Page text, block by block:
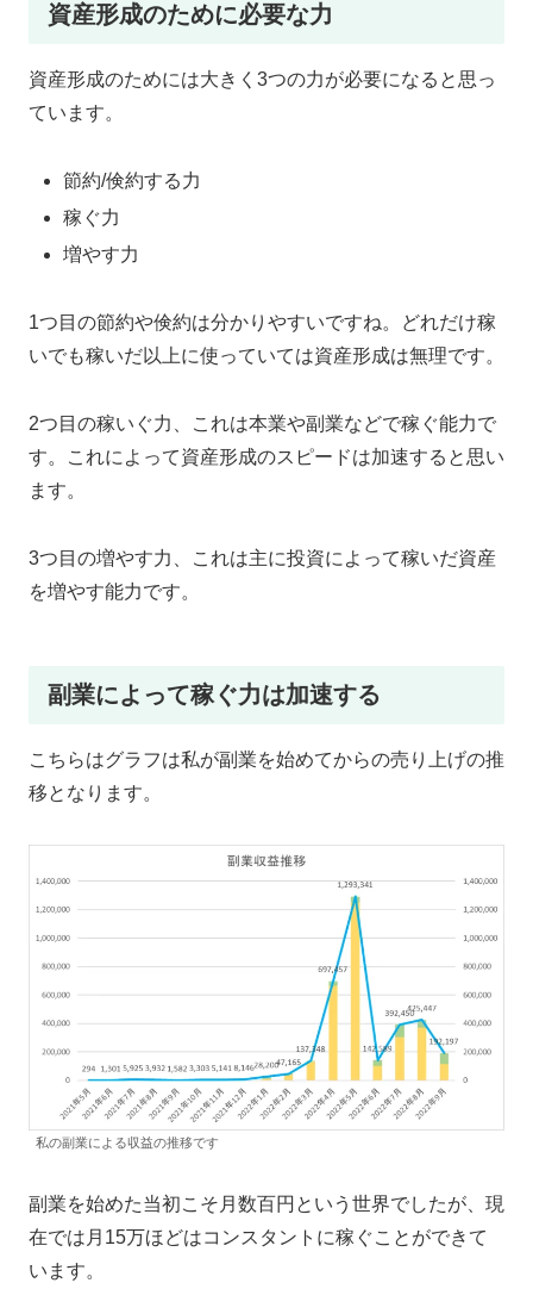
資産形成のために必要な力
資産形成のためには大きく3つの力が必要になると思っ
ています。
節約/倹約する力
稼ぐ力
増やす力
1つ目の節約や倹約は分かりやすいですね。どれだけ稼
いでも稼いだ以上に使っていては資産形成は無理です。
2つ目の稼いぐ力、これは本業や副業などで稼ぐ能力で
す。これによって資産形成のスピードは加速すると思い
ます。
3つ目の増やす力、これは主に投資によって稼いだ資産
を増やす能力です。
副業によって稼ぐ力は加速する
こちらはグラフは私が副業を始めてからの売り上げの推
移となります。
私の副業による収益の推移です
副業を始めた当初こそ月数百円という世界でしたが、現
在では月15万ほどはコンスタントに稼ぐことができて
います。